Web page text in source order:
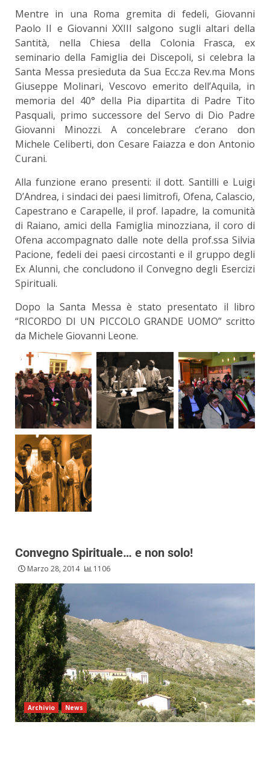
Mentre in una Roma gremita di fedeli, Giovanni
Paolo II e Giovanni XXIII salgono sugli altari della
Santità, nella Chiesa della Colonia Frasca, ex
seminario della Famiglia dei Discepoli, si celebra la
Santa Messa presieduta da Sua Ecc.za Rev.ma Mons
Giuseppe Molinari, Vescovo emerito dell’Aquila, in
memoria del 40° della Pia dipartita di Padre Tito
Pasquali, primo successore del Servo di Dio Padre
Giovanni Minozzi. A concelebrare c’erano don
Michele Celiberti, don Cesare Faiazza e don Antonio
Curani.
Alla funzione erano presenti: il dott. Santilli e Luigi
D’Andrea, i sindaci dei paesi limitrofi, Ofena, Calascio,
Capestrano e Carapelle, il prof. Iapadre, la comunità
di Raiano, amici della Famiglia minozziana, il coro di
Ofena accompagnato dalle note della prof.ssa Silvia
Pacione, fedeli dei paesi circostanti e il gruppo degli
Ex Alunni, che concludono il Convegno degli Esercizi
Spirituali.
Dopo la Santa Messa è stato presentato il libro
“RICORDO DI UN PICCOLO GRANDE UOMO” scritto
da Michele Giovanni Leone.
Convegno Spirituale… e non solo!
Marzo 28, 2014 1106
Archivio News